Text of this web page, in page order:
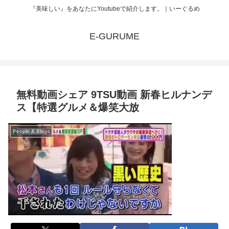
『美味しい』をあなたにYoutubeで紹介します。｜いーぐるめ
E-GURUME
無料動画シェア 9TSU動画 新春ヒルナンデ
ス【特選グルメ＆爆笑大放
People & Blogs